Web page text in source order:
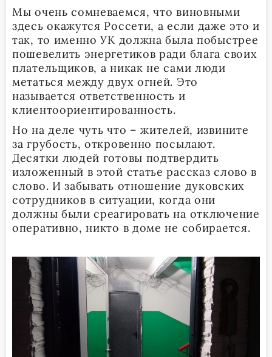
Мы очень сомневаемся, что виновными
здесь окажутся Россети, а если даже это и
так, то именно УК должна была побыстрее
пошевелить энергетиков ради блага своих
плательщиков, а никак не сами люди
метаться между двух огней. Это
называется ответственность и
клиентоориентированность.
Но на деле чуть что – жителей, извините
за грубость, откровенно посылают.
Десятки людей готовы подтвердить
изложенный в этой статье рассказ слово в
слово. И забывать отношение дуковских
сотрудников в ситуации, когда они
должны были среагировать на отключение
оперативно, никто в доме не собирается.